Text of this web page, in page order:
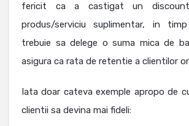
fericit ca a castigat un
produs/serviciu suplimentar, in
trebuie sa delege o suma mica de
asigura ca rata de retentie a clientilor
Iata doar cateva exemple apropo de
clientii sa devina mai fideli: